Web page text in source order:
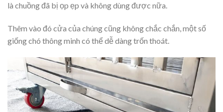
là chuồng đã bị ọp ẹp và không dùng được nữa.
Thêm vào đó cửa của chúng cũng không chắc chắn, một số
giống chó thông minh có thể dễ dàng trốn thoát.